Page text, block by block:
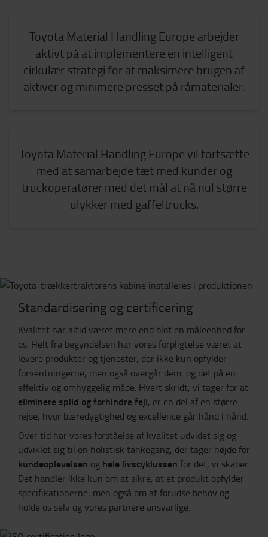
Toyota Material Handling Europe arbejder
aktivt på at implementere en intelligent
cirkulær strategi for at maksimere brugen af
aktiver og minimere presset på råmaterialer.
Toyota Material Handling Europe vil fortsætte
med at samarbejde tæt med kunder og
truckoperatører med det mål at nå nul større
ulykker med gaffeltrucks.
Standardisering og certificering
Kvalitet har altid været mere end blot en måleenhed for
os. Helt fra begyndelsen har vores forpligtelse været at
levere produkter og tjenester, der ikke kun opfylder
forventningerne, men også overgår dem, og det på en
effektiv og omhyggelig måde. Hvert skridt, vi tager for at
eliminere spild og forhindre fejl, er en del af en større
rejse, hvor bæredygtighed og excellence går hånd i hånd.
Over tid har vores forståelse af kvalitet udvidet sig og
udviklet sig til en holistisk tankegang, der tager højde for
kundeoplevelsen og hele livscyklussen for det, vi skaber.
Det handler ikke kun om at sikre, at et produkt opfylder
specifikationerne, men også om at forudse behov og
holde os selv og vores partnere ansvarlige.